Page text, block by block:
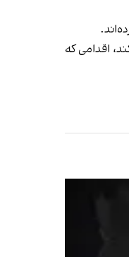
اقدامی که